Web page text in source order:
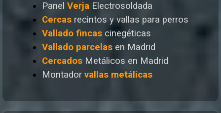
Panel Verja Electrosoldada
Cercas recintos y vallas para perros
Vallado fincas cinegéticas
Vallado parcelas en Madrid
Cercados Metálicos en Madrid
Montador vallas metálicas